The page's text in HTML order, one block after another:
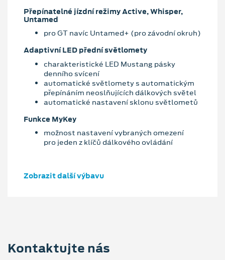
Přepínatelné jízdní režimy Active, Whisper,
Untamed
pro GT navíc Untamed+ (pro závodní okruh)
Adaptivní LED přední světlomety
charakteristické LED Mustang pásky
denního svícení
automatické světlomety s automatickým
přepínáním neoslňujících dálkových světel
automatické nastavení sklonu světlometů
Funkce MyKey
možnost nastavení vybraných omezení
pro jeden z klíčů dálkového ovládání
Zobrazit další výbavu
Kontaktujte nás